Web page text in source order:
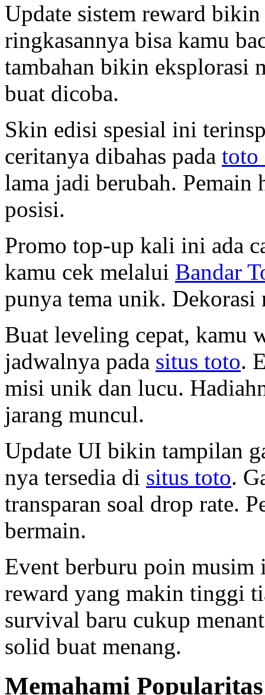
Update sistem reward
ringkasannya bisa kamu
tambahan bikin eksplorasi
buat dicoba.
Skin edisi spesial ini
ceritanya dibahas pada toto
lama jadi berubah. Pemain
posisi.
Promo top-up kali ini ada
kamu cek melalui Bandar
punya tema unik.
Buat leveling cepat, kamu
jadwalnya pada situs toto.
misi unik dan lucu.
jarang muncul.
Update UI bikin tampilan
nya tersedia di situs toto.
transparan soal drop rate.
bermain.
Event berburu poin
reward yang makin tinggi
survival baru cukup
solid buat menang.
Memahami